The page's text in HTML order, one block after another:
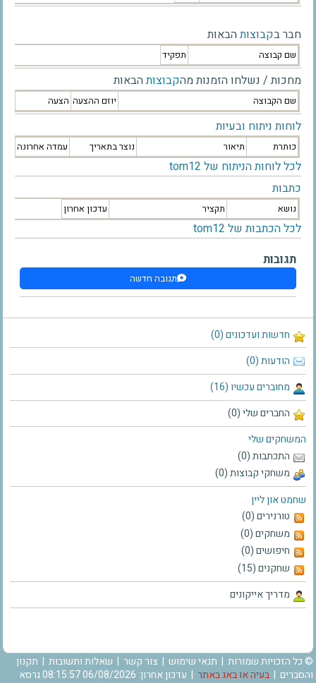
חדשות ועדכונים (0)
הודעות (0)
מחוברים עכשיו (16)
החברים שלי (0)
המשחקים שלי
התכתבות (0)
משחקי קבוצות (0)
שחמט און ליין
טורנירים (0)
משחקים (0)
חיפושים (0)
שחקנים (15)
מדריך אייקונים
חבר בקבוצותהבאות
שם קבוצה תפקיד
מחכות / נשלחו הזמנות מהקבוצותהבאות
שם הקבוצה יוזם ההצעה הצעה
לוחות ניתוח ובעיות
כותרת תיאור נוצר בתאריך עמדה אחרונה
לכל לוחות הניתוח של tom12
כתבות
נושא תקציר עדכון אחרון
לכל הכתבות של tom12
תגובות
תגובה חדשה
© כל הזכויות שמורות | תנאי שימוש | צור קשר | שאלות ותשובות | תקנון
והסברים | בעיה או באג באתר
| עדכון אחרון: 06/08/2026 08:15:57 גרסא